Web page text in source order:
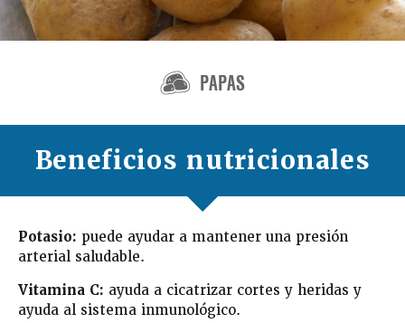
PAPAS
Beneficios nutricionales
Potasio: puede ayudar a mantener una presión
arterial saludable.
Vitamina C: ayuda a cicatrizar cortes y heridas y
ayuda al sistema inmunológico.